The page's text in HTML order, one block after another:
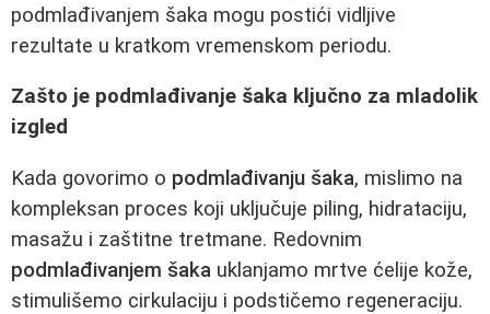
podmlađivanjem šaka mogu postići vidljive
rezultate u kratkom vremenskom periodu.
Zašto je podmlađivanje šaka ključno za mladolik
izgled
Kada govorimo o podmlađivanju šaka, mislimo na
kompleksan proces koji uključuje piling, hidrataciju,
masažu i zaštitne tretmane. Redovnim
podmlađivanjem šaka uklanjamo mrtve ćelije kože,
stimulišemo cirkulaciju i podstičemo regeneraciju.